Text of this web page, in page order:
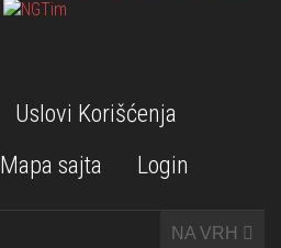
Uslovi Korišćenja
Mapa sajta Login
NA VRH